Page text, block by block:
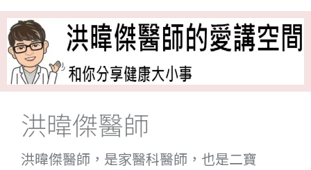
洪暐傑醫師
洪暐傑醫師，是家醫科醫師，也是二寶